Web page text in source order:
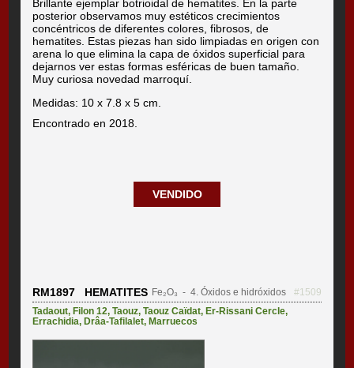
Brillante ejemplar botrioidal de hematites. En la parte
posterior observamos muy estéticos crecimientos
concéntricos de diferentes colores, fibrosos, de
hematites. Estas piezas han sido limpiadas en origen con
arena lo que elimina la capa de óxidos superficial para
dejarnos ver estas formas esféricas de buen tamaño.
Muy curiosa novedad marroquí.
Medidas: 10 x 7.8 x 5 cm.
Encontrado en 2018.
VENDIDO
RM1897 HEMATITES Fe₂O₃ - 4. Óxidos e hidróxidos
#1509
Tadaout, Filon 12,Taouz,Taouz Caïdat, Er-Rissani Cercle,
Errachidia, Drâa-Tafilalet, Marruecos